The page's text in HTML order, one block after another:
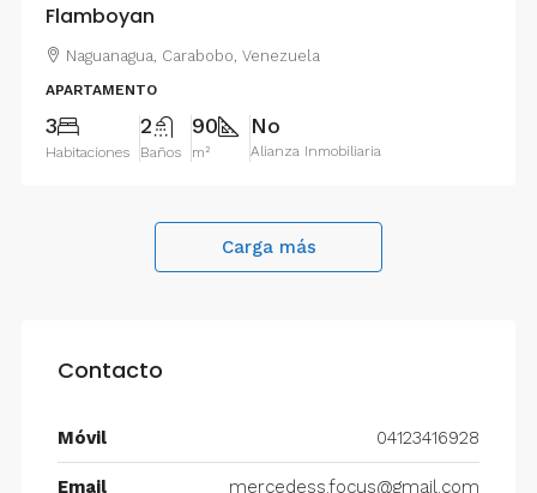
Flamboyan
Naguanagua, Carabobo, Venezuela
APARTAMENTO
3
Habitaciones
2
Baños
90
m²
No
Alianza Inmobiliaria
Carga más
Contacto
Móvil 04123416928
Email mercedess.focus@gmail.com